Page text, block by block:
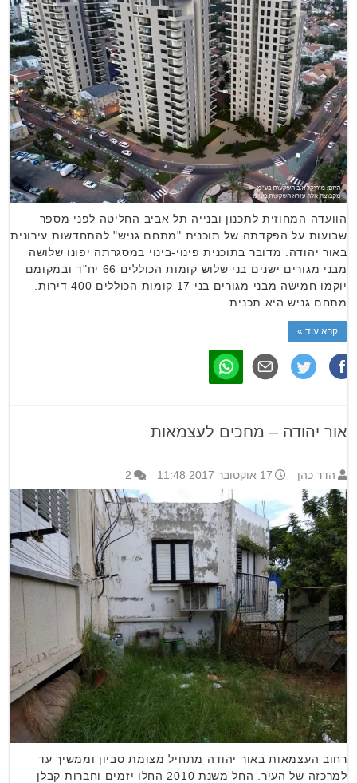
הוועדה המחוזית לתכנון ובנייה תל אביב החליטה לפני מספר
שבועות על הפקדתה של תוכנית "מתחם גניש" להתחדשות עירונית
באור יהודה. מדובר בתוכנית פינוי-בינוי במסגרתה יפונו שלושה
מבני מגורים ישנים בני שלוש קומות הכוללים 66 יח"ד ובמקומם
יוקמו חמישה מבני מגורים בני 17 קומות הכוללים 400 דירות.
מתחם גניש היא תכנית …
קרא עוד »
אור יהודה – מחכים לעצמאות
הדר כהן 17 אוקטובר 2017 11:48 2
רחוב העצמאות באור יהודה מתחיל מצומת סביון וממשיך עד
למרכזה של העיר. החל משנת 2010 החלו יזמים וחברות קבלן